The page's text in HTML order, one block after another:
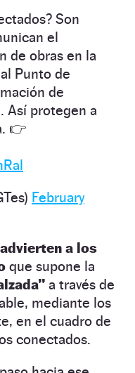
Son
el
de obras en la
Punto de
de
Así protegen a
👉
February
advierten a los
que supone la
a través de
mediante los
en el cuadro de
conectados.